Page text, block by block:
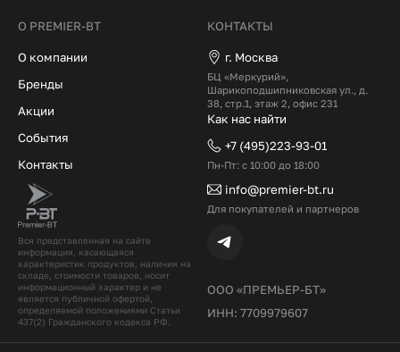
Вся представленная на сайте
информация, касающаяся
характеристик продуктов, наличия на
складе, стоимости товаров, носит
информационный характер и не
является публичной офертой,
определяемой положениями Статьи
437(2) Гражданского кодекcа РФ.
ООО «ПРЕМЬЕР-БТ»
ИНН: 7709979607
О PREMIER-BT
О компании
Бренды
Акции
События
Контакты
КОНТАКТЫ
г. Москва
БЦ «Меркурий»,
Шарикоподшипниковская ул., д.
38, стр.1, этаж 2, офис 231
Как нас найти
+7 (495)223-93-01
Пн-Пт: с 10:00 до 18:00
info@premier-bt.ru
Для покупателей и партнеров